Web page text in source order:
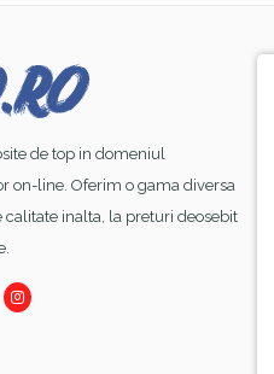
de top in domeniul
on-line. Oferim o gama diversa
calitate inalta, la preturi deosebit
Lampa Alba Led SunOne